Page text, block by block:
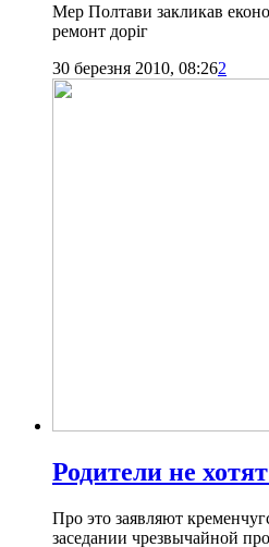
Мер Полтави закликав
ремонт доріг
30 березня 2010, 08:262
Родители не
Про это заявляют
заседании чрезвычайной